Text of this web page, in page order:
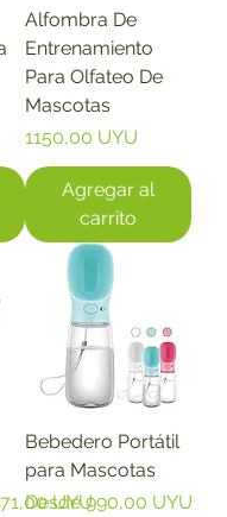
Alfombra De
Entrenamiento
Para Olfateo De
Mascotas
Precio
1150,00 UYU
Agregar al
carrito
de oferta
UYU
Bebedero Portátil
para Mascotas
Desde990,00 UYU
Precio de oferta